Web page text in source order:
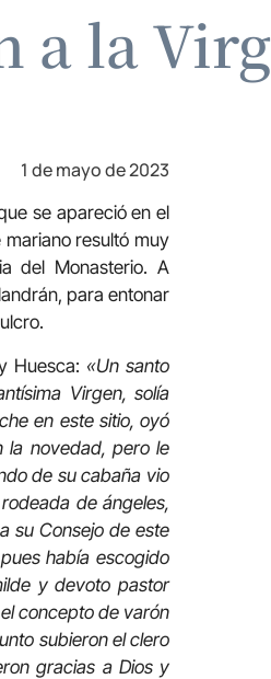
a la
1 de mayo de 2023
se apareció en el
mariano resultó muy
del Monasterio. A
para entonar
Huesca: «Un santo
Virgen, solía
en este sitio, oyó
la novedad, pero le
de su cabaña vio
de ángeles,
su Consejo de este
había escogido
y devoto pastor
concepto de varón
subieron el clero
gracias a Dios y